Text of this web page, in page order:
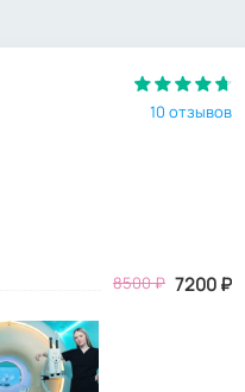
10 отзывов
8500₽ 7200₽